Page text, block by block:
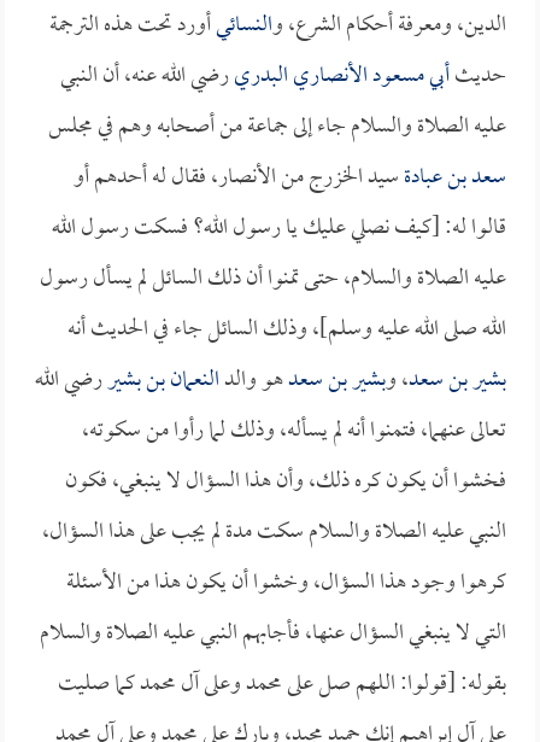
الدين، ومعرفة أحكام الشرع، والنسائيأورد تحت هذه الترجمة
حديثأبي مسعود الأنصاري البدريرضي الله عنه، أن النبي
عليه الصلاة والسلام جاء إلى جماعة من أصحابه وهم في مجلس
سعد بن عبادةسيد الخزرج من الأنصار، فقال له أحدهم أو
قالوا له: [كيف نصلي عليك يا رسول الله؟ فسكت رسول الله
عليه الصلاة والسلام، حتى تمنوا أن ذلك السائل لم يسأل رسول
الله صلى الله عليه وسلم]، وذلك السائل جاء في الحديث أنه
بشير بن سعد، وبشير بن سعدهو والدالنعمان بن بشيررضي الله
تعالى عنهما، فتمنوا أنه لم يسأله، وذلك لما رأوا من سكوته،
فخشوا أن يكون كره ذلك، وأن هذا السؤال لا ينبغي، فكون
النبي عليه الصلاة والسلام سكت مدة لم يجب على هذا السؤال،
كرهوا وجود هذا السؤال، وخشوا أن يكون هذا من الأسئلة
التي لا ينبغي السؤال عنها، فأجابهم النبي عليه الصلاة والسلام
بقوله: [قولوا: اللهم صل على محمد وعلى آل محمد كما صليت